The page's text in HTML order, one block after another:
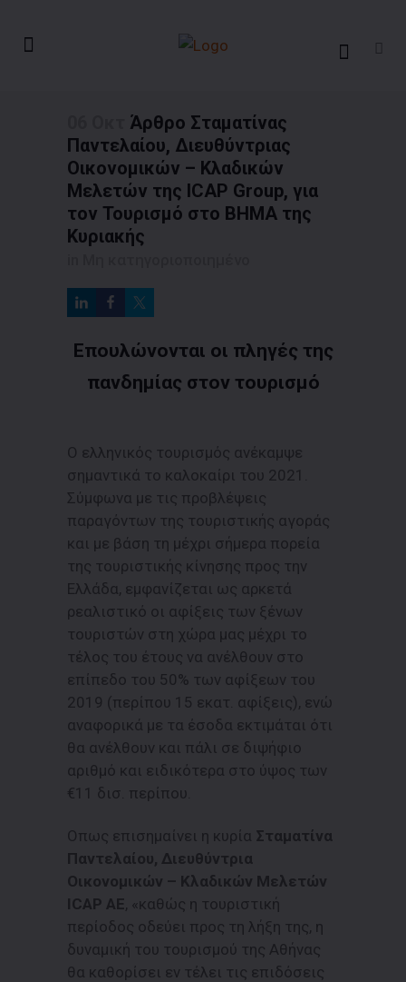
Άρθρο Σταματίνας
Παντελαίου, Διευθύντριας
Οικονομικών – Κλαδικών
Μελετών της ICAP Group, για
τον Τουρισμό στο ΒΗΜΑ της
Κυριακής
Επουλώνονται οι πληγές της
πανδημίας στον τουρισμό
Ο ελληνικός τουρισμός ανέκαμψε
σημαντικά το καλοκαίρι του 2021.
Σύμφωνα με τις προβλέψεις
παραγόντων της τουριστικής αγοράς
και με βάση τη μέχρι σήμερα πορεία
της τουριστικής κίνησης προς την
Ελλάδα, εμφανίζεται ως αρκετά
ρεαλιστικό οι αφίξεις των ξένων
τουριστών στη χώρα μας μέχρι το
τέλος του έτους να ανέλθουν στο
επίπεδο του 50% των αφίξεων του
2019 (περίπου 15 εκατ. αφίξεις), ενώ
αναφορικά με τα έσοδα εκτιμάται ότι
θα ανέλθουν και πάλι σε διψήφιο
αριθμό και ειδικότερα στο ύψος των
€11 δισ. περίπου.
Οπως επισημαίνει η κυρία Σταματίνα
Παντελαίου, Διευθύντρια
Οικονομικών – Κλαδικών Μελετών
ICAP AE, «καθώς η τουριστική
περίοδος οδεύει προς τη λήξη της, η
δυναμική του τουρισμού της Αθήνας
θα καθορίσει εν τέλει τις επιδόσεις